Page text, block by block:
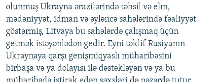
olunmuş Ukrayna ərazilərində təhsil və elm,
mədəniyyət, idman və əyləncə sahələrində fəaliyyət
göstərmiş, Litvaya bu sahələrdə çalışmaq üçün
getmək istəyənlədən gedir. Eyni təklif Rusiyanın
Ukraynaya qarşı genişmiqyaslı müharibəsini
birbaşa və ya dolayısı ilə dəstəkləyən və ya bu